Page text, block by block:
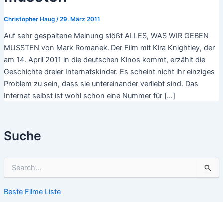
Suche
h
Beste Filme Liste
Christopher Haug /29. März 2011
Auf sehr gespaltene Meinung stößt ALLES, WAS WIR GEBEN
MUSSTEN von Mark Romanek. Der Film mit Kira Knightley, der
am 14. April 2011 in die deutschen Kinos kommt, erzählt die
Geschichte dreier Internatskinder. Es scheint nicht ihr einziges
Problem zu sein, dass sie untereinander verliebt sind. Das
Internat selbst ist wohl schon eine Nummer für […]